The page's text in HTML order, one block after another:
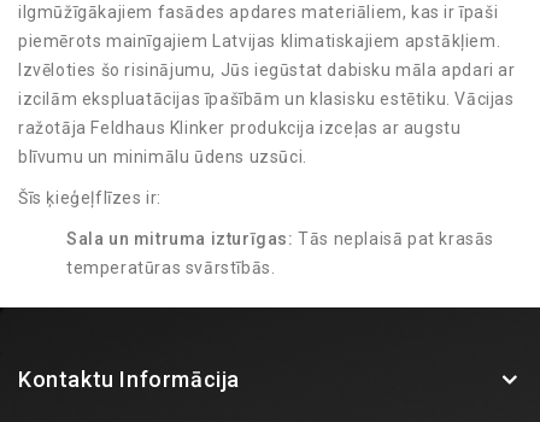
ilgmūžīgākajiem fasādes apdares materiāliem, kas ir īpaši
piemērots mainīgajiem Latvijas klimatiskajiem apstākļiem.
Izvēloties šo risinājumu, Jūs iegūstat dabisku māla apdari ar
izcilām ekspluatācijas īpašībām un klasisku estētiku. Vācijas
ražotāja Feldhaus Klinker produkcija izceļas ar augstu
blīvumu un minimālu ūdens uzsūci.
Šīs ķieģeļflīzes ir:
Sala un mitruma izturīgas: Tās neplaisā pat krasās
temperatūras svārstībās.
pārkrāsošana vai speciāla apkope.
Kontaktu Informācija